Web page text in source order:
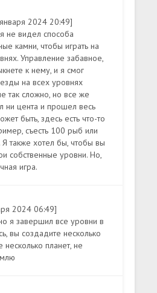
2024 20:49]
не видел способа
камни, чтобы играть на
Управление забавное,
к нему, и я смог
на всех уровнях
так сложно, но все же
ни цента и прошел весь
быть, здесь есть что-то
съесть 100 рыб или
также хотел бы, чтобы вы
собственные уровни. Но,
игра.
2024 06:49]
я завершил все уровни в
вы создадите несколько
планет, не